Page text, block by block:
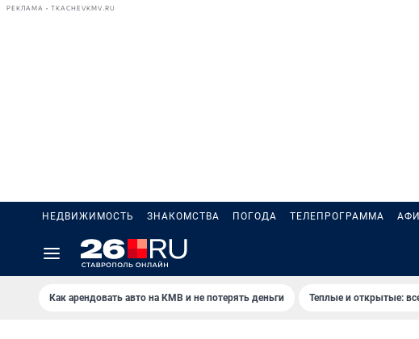
РЕКЛАМА • TKACHEVKMV.RU
НЕДВИЖИМОСТЬ ЗНАКОМСТВА ПОГОДА ТЕЛЕПРОГРАММА
Как арендовать авто на КМВ и не потерять деньги Теплые и открытые: